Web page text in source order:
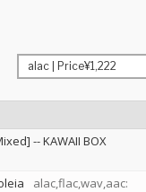
--KAWAII BOX
alac,flac,wav,aac: